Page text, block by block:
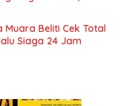
Beliti Cek Total
Siaga 24 Jam